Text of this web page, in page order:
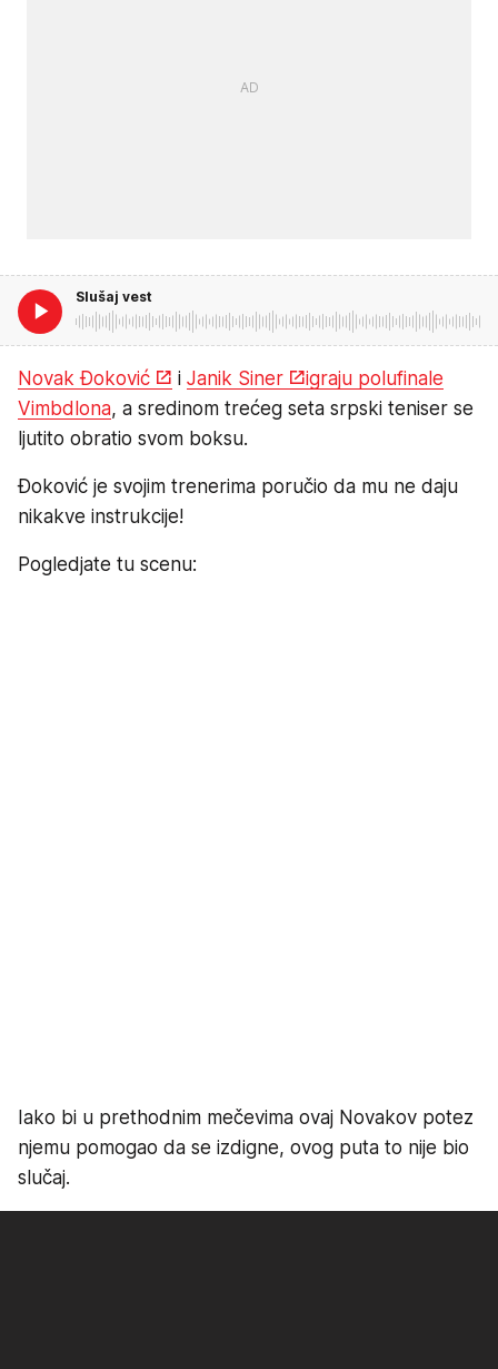
Slušaj vest
Novak Đoković i Janik Siner
igraju polufinale
Vimbdlona, a sredinom trećeg seta srpski teniser se
ljutito obratio svom boksu.
Đoković je svojim trenerima poručio da mu ne daju
nikakve instrukcije!
Pogledjate tu scenu:
Iako bi u prethodnim mečevima ovaj Novakov potez
njemu pomogao da se izdigne, ovog puta to nije bio
slučaj.